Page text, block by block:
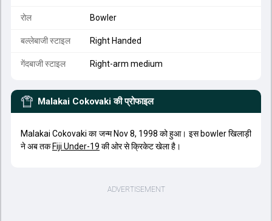
रोल Bowler
बल्लेबाजी स्टाइल Right Handed
गेंदबाजी स्टाइल Right-arm medium
Malakai Cokovaki की प्रोफाइल
Malakai Cokovaki का जन्म Nov 8, 1998 को हुआ। इस bowler खिलाड़ी
ने अब तक Fiji Under-19 की ओर से क्रिकेट खेला है।